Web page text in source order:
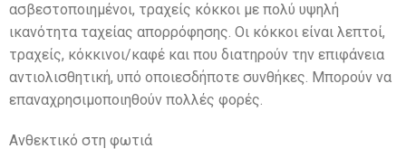
ασβεστοποιημένοι, τραχείς κόκκοι με πολύ υψηλή
ικανότητα ταχείας απορρόφησης. Οι κόκκοι είναι λεπτοί,
τραχείς, κόκκινοι/καφέ και που διατηρούν την επιφάνεια
αντιολισθητική, υπό οποιεσδήποτε συνθήκες. Μπορούν να
επαναχρησιμοποιηθούν πολλές φορές.
Ανθεκτικό στη φωτιά